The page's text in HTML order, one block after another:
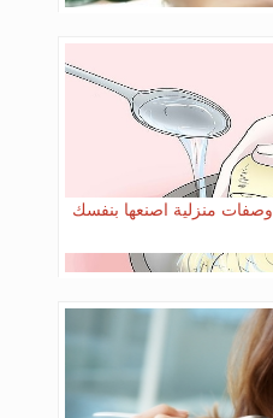
وصفات لعلاج تشقق الكعبين١٠ وصفات منزلية اصنعها بنفسك